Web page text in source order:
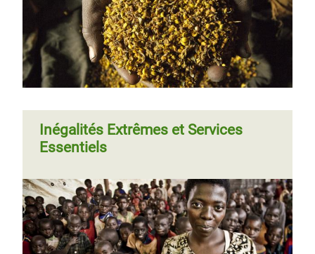
Inégalités Extrêmes et Services
Essentiels